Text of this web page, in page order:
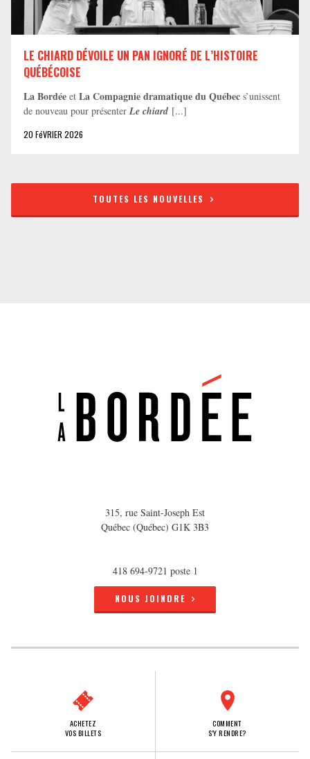
LE CHIARD DÉVOILE UN PAN IGNORÉ DE L’HISTOIRE
QUÉBÉCOISE
La Bordée et La Compagnie dramatique du Québec s’unissent
de nouveau pour présenter Le chiard [...]
20 FéVRIER 2026
TOUTES LES NOUVELLES
315, rue Saint-Joseph Est
Québec (Québec) G1K 3B3
418 694-9721 poste 1
NOUS JOINDRE
ACHETEZ
VOS BILLETS
COMMENT
S'Y RENDRE?